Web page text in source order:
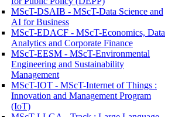
MScT-DSAIB - MScT-Data Science and
AI for Business
MScT-EDACF - MScT-Economics, Data
Analytics and Corporate Finance
MScT-EESM - MScT-Environmental
Engineering and Sustainability
Management
MScT-IOT - MScT-Internet of Things :
Innovation and Management Program
(IoT)